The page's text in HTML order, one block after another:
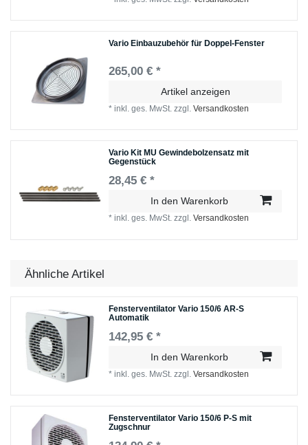
Vario Einbauzubehör für Doppel-Fenster
265,00 € *
Artikel anzeigen
*inkl. ges. MwSt. zzgl.Versandkosten
Vario Kit MU Gewindebolzensatz mit
Gegenstück
28,45 € *
In den Warenkorb
*inkl. ges. MwSt. zzgl.Versandkosten
Ähnliche Artikel
Fensterventilator Vario 150/6 AR-S
Automatik
142,95 € *
In den Warenkorb
*inkl. ges. MwSt. zzgl.Versandkosten
Fensterventilator Vario 150/6 P-S mit
Zugschnur